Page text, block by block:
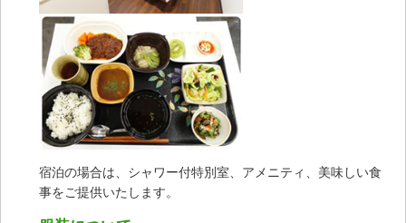
宿泊の場合は、シャワー付特別室、アメニティ、美味しい食
事をご提供いたします。